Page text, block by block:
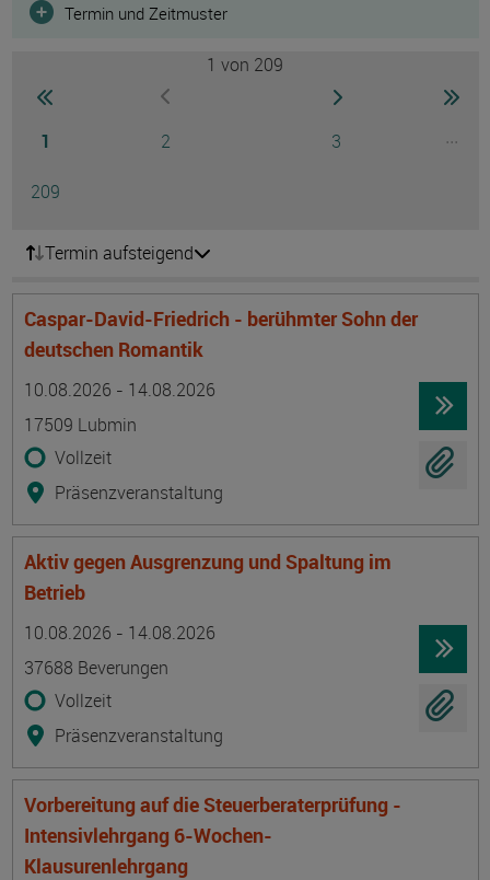
Termin und Zeitmuster
zur ersten Seite wechselnzur vorherigen Seite wechseln
Seite
1 Seite
2 Seite
3
...
Seite
209
Seite
1 von 209
zur nächsten Seite
zur
Termin aufsteigend
Caspar-David-Friedrich - berühmter Sohn der
deutschen Romantik
10.08.2026 - 14.08.2026
17509 Lubmin
Vollzeit
Präsenzveranstaltung
Aktiv gegen Ausgrenzung und Spaltung im
Betrieb
10.08.2026 - 14.08.2026
37688 Beverungen
Vollzeit
Präsenzveranstaltung
Vorbereitung auf die Steuerberaterprüfung -
Intensivlehrgang 6-Wochen-
Klausurenlehrgang